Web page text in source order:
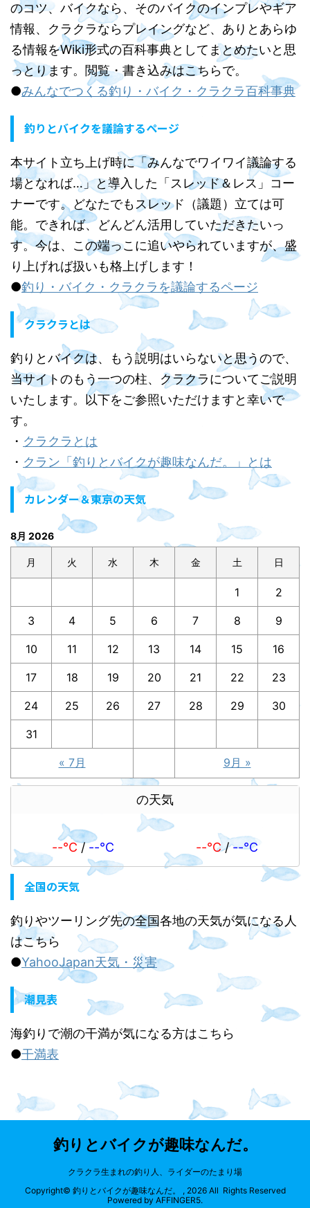
のコツ、バイクなら、そのバイクのインプレやギア
情報、クラクラならプレイングなど、ありとあらゆ
る情報をWiki形式の百科事典としてまとめたいと思
っとります。閲覧・書き込みはこちらで。
●みんなでつくる釣り・バイク・クラクラ百科事典
釣りとバイクを議論するページ
本サイト立ち上げ時に「みんなでワイワイ議論する
場となれば…」と導入した「スレッド＆レス」コー
ナーです。どなたでもスレッド（議題）立ては可
能。できれば、どんどん活用していただきたいっ
す。今は、この端っこに追いやられていますが、盛
り上げれば扱いも格上げします！
●釣り・バイク・クラクラを議論するページ
クラクラとは
釣りとバイクは、もう説明はいらないと思うので、
当サイトのもう一つの柱、クラクラについてご説明
いたします。以下をご参照いただけますと幸いで
す。
・ クラクラとは
・ クラン「釣りとバイクが趣味なんだ。」とは
カレンダー＆東京の天気
8月 2026
月 火 水 木 金 土 日
1 2
3 4 5 6 7 8 9
10 11 12 13 14 15 16
17 18 19 20 21 22 23
24 25 26 27 28 29 30
31
« 7月 9月 »
の天気
--℃/--℃ --℃/--℃
全国の天気
釣りやツーリング先の全国各地の天気が気になる人
はこちら
●YahooJapan天気・災害
潮見表
海釣りで潮の干満が気になる方はこちら
●干満表
釣りとバイクが趣味なんだ。
クラクラ生まれの釣り人、ライダーのたまり場
Copyright© 釣りとバイクが趣味なんだ。 , 2026 All Rights Reserved
Powered by AFFINGER5.